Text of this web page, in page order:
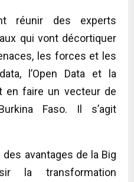
réunir des experts
qui vont décortiquer
les forces et les
l’Open Data et la
en faire un vecteur de
Faso. Il s’agit
avantages de la Big
la transformation